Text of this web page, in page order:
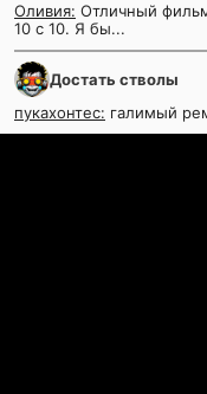
Оливия: Отличный
10 с 10. Я бы...
Достать стволы
пукахонтес: галимый